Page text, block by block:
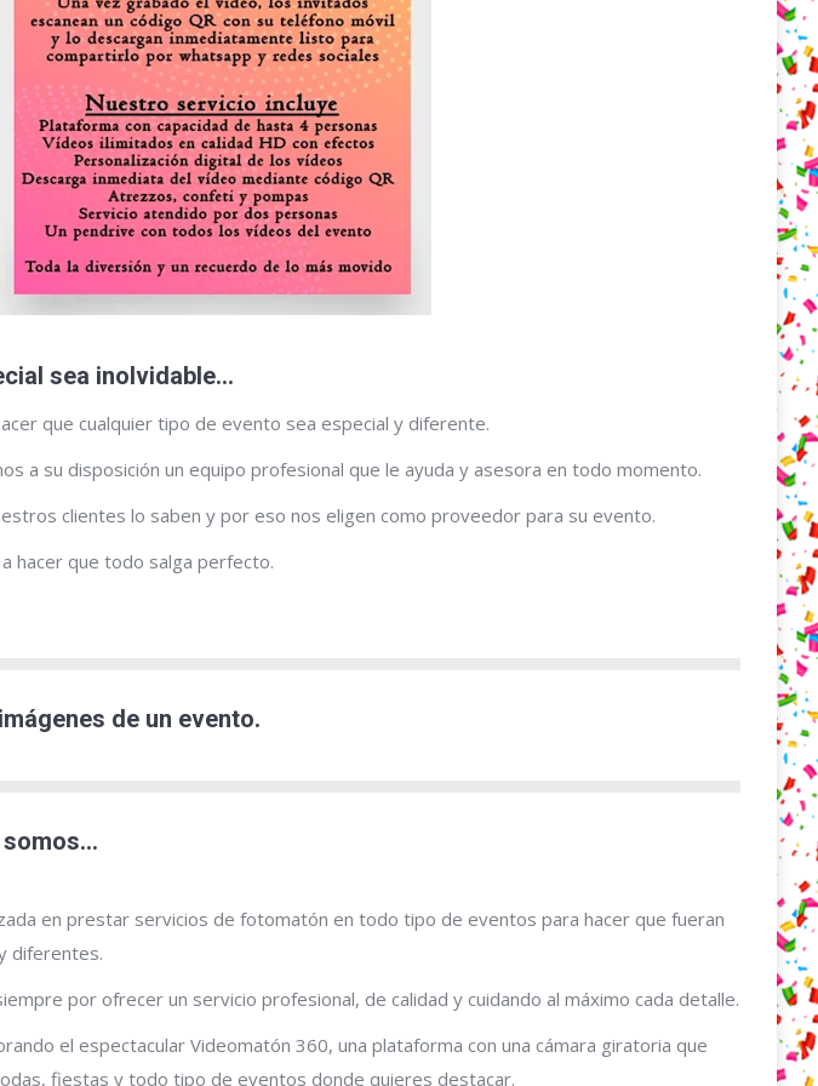
sea inolvidable…
que cualquier tipo de evento sea especial y diferente.
a su disposición un equipo profesional que le ayuda y asesora en todo momento.
clientes lo saben y por eso nos eligen como proveedor para su evento.
hacer que todo salga perfecto.
de un evento.
somos…
en prestar servicios de fotomatón en todo tipo de eventos para hacer que fueran
diferentes.
por ofrecer un servicio profesional, de calidad y cuidando al máximo cada detalle.
el espectacular Videomatón 360, una plataforma con una cámara giratoria que
fiestas y todo tipo de eventos donde quieres destacar.